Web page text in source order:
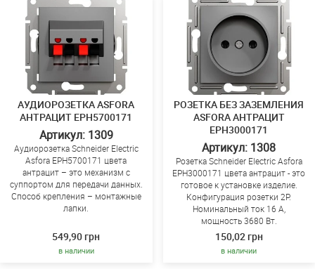
АУДИОРОЗЕТКА ASFORA
АНТРАЦИТ EPH5700171
Артикул: 1309
Аудиорозетка Schneider Electric
Asfora EPH5700171 цвета
антрацит – это механизм с
суппортом для передачи данных.
Способ крепления – монтажные
лапки.
549,90 грн
в наличии
РОЗЕТКА БЕЗ ЗАЗЕМЛЕНИЯ
ASFORA АНТРАЦИТ
EPH3000171
Артикул: 1308
Розетка Schneider Electric Asfora
EPH3000171 цвета антрацит - это
готовое к установке изделие.
Конфигурация розетки 2P.
Номинальный ток 16 А,
мощность 3680 Вт.
150,02 грн
в наличии